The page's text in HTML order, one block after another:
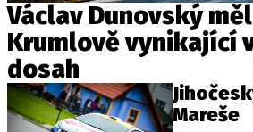
Václav Dunovský
Krumlově vynikající
dosah
Mareše